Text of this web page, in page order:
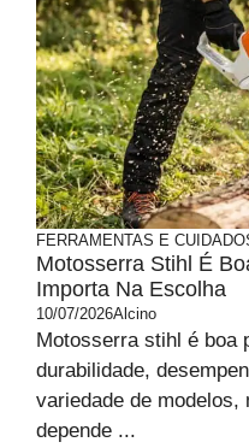
FERRAMENTAS E
Motosserra Stihl É
Importa Na Escolha
10/07/2026Alcino
Motosserra stihl é boa
durabilidade,
variedade de
depende ...